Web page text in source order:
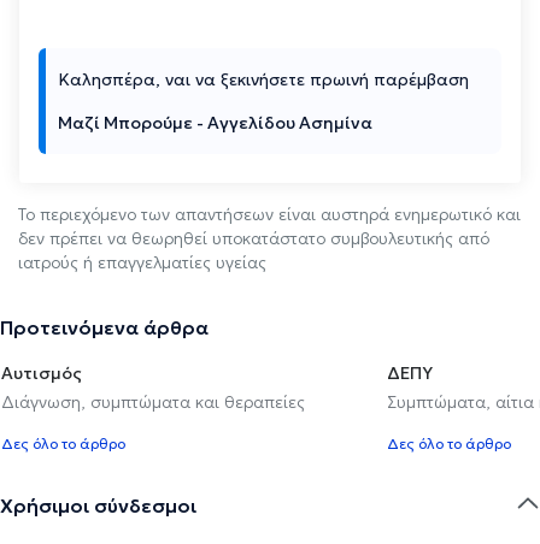
Καλησπέρα, ναι να ξεκινήσετε πρωινή παρέμβαση
Μαζί Μπορούμε - Αγγελίδου Ασημίνα
Το περιεχόμενο των απαντήσεων είναι αυστηρά ενημερωτικό και
δεν πρέπει να θεωρηθεί υποκατάστατο συμβουλευτικής από
ιατρούς ή επαγγελματίες υγείας
Προτεινόμενα άρθρα
Αυτισμός
Διάγνωση, συμπτώματα και θεραπείες
Δες όλο το άρθρο
ΔΕΠΥ
Συμπτώματα, αίτια
Δες όλο το άρθρο
Χρήσιμοι σύνδεσμοι